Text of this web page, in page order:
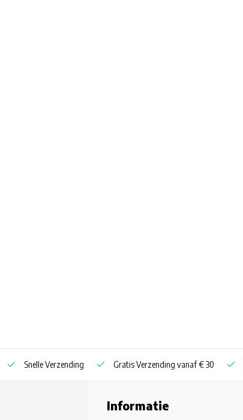
Snelle Verzending Gratis Verzending vanaf € 30
Informatie